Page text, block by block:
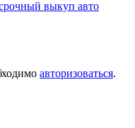
выкуп авто
авторизоваться.